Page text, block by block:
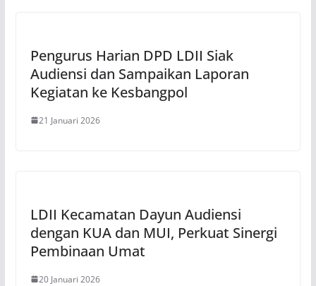
Pengurus Harian DPD LDII Siak
Audiensi dan Sampaikan Laporan
Kegiatan ke Kesbangpol
21 Januari 2026
LDII Kecamatan Dayun Audiensi
dengan KUA dan MUI, Perkuat Sinergi
Pembinaan Umat
20 Januari 2026